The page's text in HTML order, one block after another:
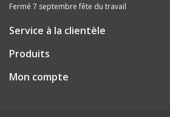
Fermé 7 septembre fête du travail
Service à la clientèle
Produits
Mon compte